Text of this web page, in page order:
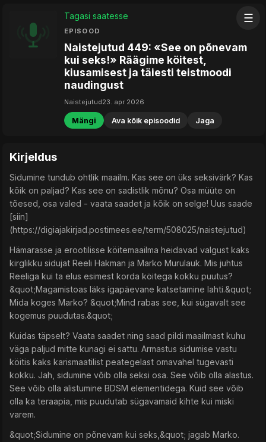
☰
Tagasi saatesse
EPISOOD
Naistejutud 449: «See on põnevam
kui seks!» Räägime köitest,
kiusamisest ja täiesti teistmoodi
naudingust
Naistejutud23. apr 2026
Mängi Ava kõik episoodid Jaga
Kirjeldus
Sidumine tundub ohtlik maailm. Kas see on üks seksivärk? Kas
kõik on paljad? Kas see on sadistlik mõnu? Osa müüte on
tõesed, osa valed - vaata saadet ja kõik on selge! Uus saade
[siin]
(https://digiajakirjad.postimees.ee/term/508025/naistejutud)
Hämarasse ja erootilisse köitemaailma heidavad valgust kaks
kirglikku sidujat Reeli Hakman ja Marko Murulauk. Mis juhtus
Reeliga kui ta elus esimest korda köitega kokku puutus?
&quot;Magamistoas läks igapäevane katsetamine lahti.&quot;
Mida koges Marko? &quot;Mind rabas see, kui sügavalt see
kogemus puudutas.&quot;
Kuidas täpselt? Vaata saadet ning saad pildi maailmast kuhu
väga paljud mitte kunagi ei sattu. Armastus sidumise vastu
köitis kaks karismaatilist peategelast omavahel tugevasti
kokku. Jah, sidumine võib olla seksi osa. See võib olla alastus.
See võib olla alistumine BDSM elementidega. Kuid see võib
olla ka teraapia, mis puudutab sügavamaid kihte kui miski
varem.
&quot;Sidumine on põnevam kui seks,&quot; jagab Marko.